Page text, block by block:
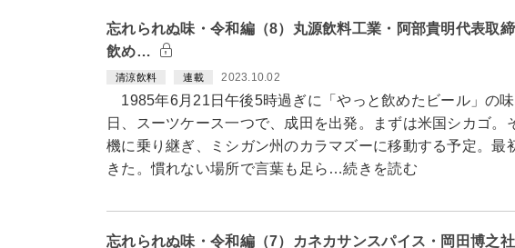
忘れられぬ味・令和編（8）丸源飲料工業・阿部貴明代表取
飲め…
清涼飲料 連載 2023.10.02
1985年6月21日午後5時過ぎに「やっと飲めたビール」の
日、スーツケース一つで、成田を出発。まずは米国シカゴ。
機に乗り継ぎ、ミシガン州のカラマズーに移動する予定。最
きた。慣れない場所で言葉も足ら…続きを読む
忘れられぬ味・令和編（7）カネカサンスパイス・岡田博之